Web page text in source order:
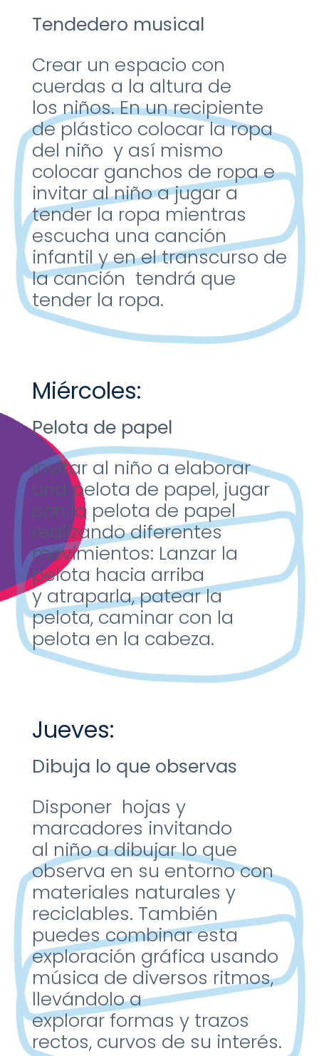
Tendedero musical
Crear un espacio con
cuerdas a la altura de
losniños. En un recipiente
deplástico colocar la ropa
del niño y así mismo
colocar ganchos de ropa e
invitar alniño a jugar a
tender la ropa mientras
escucha una canción
infantil y en eltranscurso de
lacanción tendrá que
tender la ropa.
Miércoles:
Pelota de papel
Invitar al niño a elaborar
unapelota de papel, jugar
con la pelota de papel
realizandodiferentes
movimientos: Lanzar la
pelota hacia arriba
y atraparla, patear la
pelota,caminar con la
pelota en la cabeza.
Jueves:
Dibuja lo que observas
Disponer hojas y
marcadores invitando
al niño a dibujar lo que
observa en su entorno con
materiales naturales y
reciclables. También
puedes combinaresta
exploración gráfica usando
música de diversos ritmos,
llevándolo a
explorarformas y trazos
rectos, curvos de su interés.